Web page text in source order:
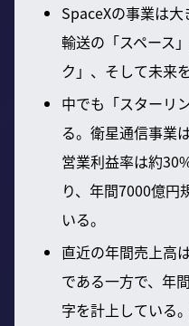
SpaceXの事業は
輸送の「スペース
ク」、そして未来
中でも「スターリ
る。衛星通信事業
営業利益率は約
り、年間7000億円
いる。
直近の年間売上高
である一方で、年
字を計上している